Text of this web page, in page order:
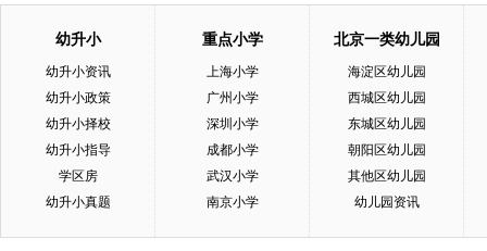
幼升小
幼升小资讯
幼升小政策
幼升小择校
幼升小指导
学区房
幼升小真题
重点小学
上海小学
广州小学
深圳小学
成都小学
武汉小学
南京小学
北京一类幼儿园
海淀区幼儿园
西城区幼儿园
东城区幼儿园
朝阳区幼儿园
其他区幼儿园
幼儿园资讯